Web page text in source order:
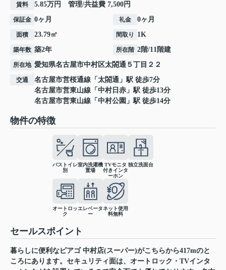
賃料 5.85万円 管理/共益費 7,500円
保証金 0ヶ月 礼金 0ヶ月
面積 23.79㎡ 間取り 1K
築年数 築2年 所在階 2階/11階建
所在地 愛知県名古屋市中村区太閤通 ５丁目２２
交通 名古屋市営桜通線 「 太閤通 」駅 徒歩7分
名古屋市営東山線 「 中村日赤 」駅 徒歩13分
名古屋市営東山線 「 中村公園 」駅 徒歩14分
物件の特徴
バストイレ
別
室内洗濯機
置場
TVモニタ
付きインタ
ーホン
独立洗面台
オートロッ
ク
エレベータ
ー
ネット使用
料無料
セールスポイント
暮らしに便利なピアゴ 中村店(スーパー)がこちらから417mのと
ころにあります。セキュリティ面は、オートロック・TVインタ